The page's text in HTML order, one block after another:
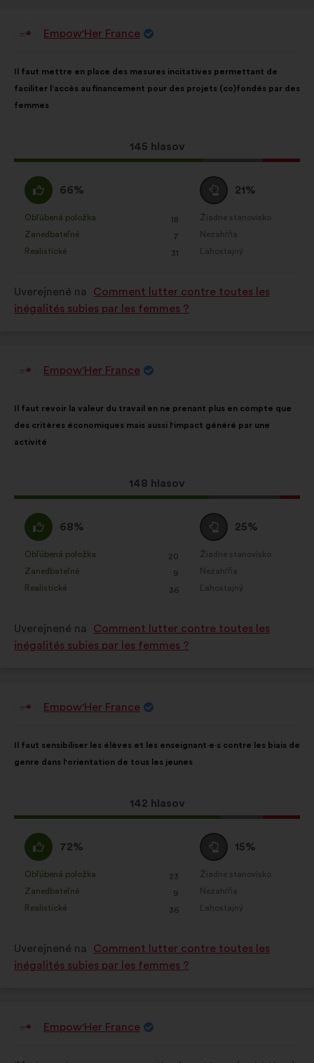
Empow'Her France
návrhu:
Il faut mettre en place des mesures incitatives permettant de
faciliter l’accès au financement pour des projets (co)fondés par des
femmes
Tento
návrh
145 hlasov
rozdelením:
Súhlasím
:
66%
Obľúbená položka
: 18
krát
Zanedbateľné
: 7
krát
Realistické
: 31
krát
Neutrálny
hlas
:
21%
Žiadne stanovisko
:krát
Nezahŕňa
:krát
Ľahostajný
:krát
Uverejnené na
Comment lutter contre toutes les
inégalités subies par les femmes ?
Empow'Her France
návrhu:
Il faut revoir la valeur du travail en ne prenant plus en compte que
des critères économiques mais aussi l'impact généré par une
activité
Tento
návrh
148 hlasov
rozdelením:
Súhlasím
:
68%
Obľúbená položka
: 20
krát
Zanedbateľné
: 9
krát
Realistické
: 36
krát
Neutrálny
hlas
:
25%
Žiadne stanovisko
:krát
Nezahŕňa
:krát
Ľahostajný
:krát
Uverejnené na
Comment lutter contre toutes les
inégalités subies par les femmes ?
Empow'Her France
návrhu:
Il faut sensibiliser les élèves et les enseignant·e·s contre les biais de
genre dans l'orientation de tous les jeunes
Tento
návrh
142 hlasov
rozdelením:
Súhlasím
:
72%
Obľúbená položka
: 23
krát
Zanedbateľné
: 9
krát
Realistické
: 36
krát
Neutrálny
hlas
:
15%
Žiadne stanovisko
:krát
Nezahŕňa
:krát
Ľahostajný
:krát
Uverejnené na
Comment lutter contre toutes les
inégalités subies par les femmes ?
Empow'Her France